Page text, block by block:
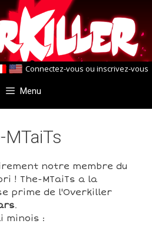
Connectez-vous ou inscrivez-vous
Menu
MTaiTs
notre membre du
! The-MTaiTs a la
prime de l'Overkiller
.
minois :